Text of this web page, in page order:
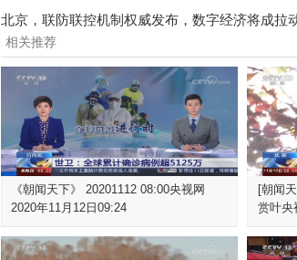
北京，联防联控机制权威发布，数字经济将成拉
相关推荐
《朝闻天下》 20201112 08:00央视网
2020年11月12日09:24
[朝闻
赏叶央